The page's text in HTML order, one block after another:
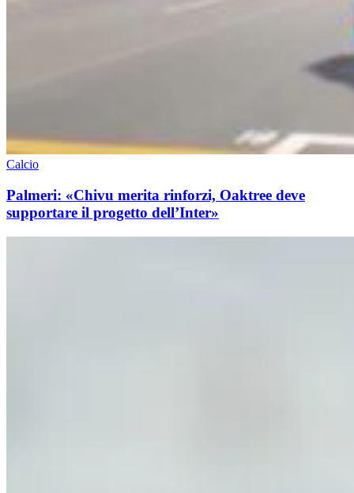
Calcio
Palmeri: «Chivu merita rinforzi, Oaktree deve
supportare il progetto dell’Inter»